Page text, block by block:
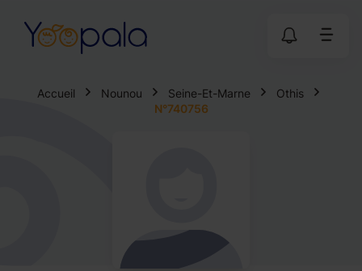
Accueil Nounou Seine-Et-Marne
Othis
N°740756